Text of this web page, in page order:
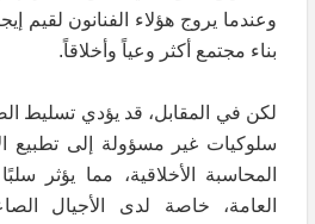
وعندما يروج هؤلاء الفنانون لقيم
بناء مجتمع أكثر وعياً وأخلاقاً.
لكن في المقابل، قد يؤدي تسليط
سلوكيات غير مسؤولة إلى تطبيع
المحاسبة الأخلاقية، مما يؤثر
العامة، خاصة لدى الأجيال